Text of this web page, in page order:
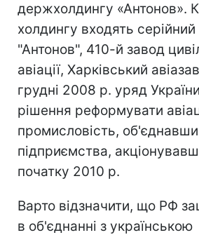
держхолдингу «Антонов».
холдингу входять
"Антонов", 410-й завод
авіації, Харківський
грудні 2008 р. уряд
рішення реформувати
промисловість, об'єднавши
підприємства,
початку 2010 р.
Варто відзначити, що РФ
в об'єднанні з українською